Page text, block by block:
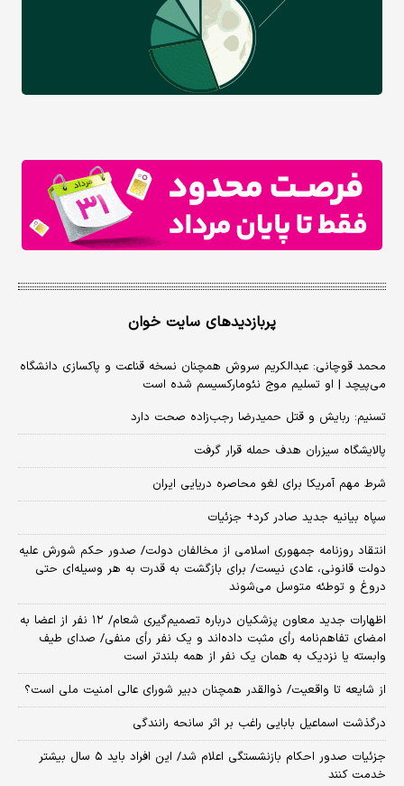
پربازدیدهای سایت خوان
محمد قوچانی: عبدالکریم سروش همچنان نسخه قناعت و پاکسازی دانشگاه
می‌پیچد | او تسلیم موج نئومارکسیسم شده است
تسنیم: ربایش و قتل حمیدرضا رجب‌زاده صحت دارد
پالایشگاه سیزران هدف حمله قرار گرفت
شرط مهم آمریکا برای لغو محاصره دریایی ایران
سپاه بیانیه جدید صادر کرد+ جزئیات
انتقاد روزنامه جمهوری اسلامی از مخالفان دولت/ صدور حکم شورش علیه
دولت قانونی، عادی نیست/ برای بازگشت به قدرت به هر وسیله‌ای حتی
دروغ و توطئه متوسل می‌شوند
اظهارات جدید معاون پزشکیان درباره تصمیم‌گیری شعام/ ۱۲ نفر از اعضا به
امضای تفاهم‌نامه رأی مثبت داده‌اند و یک نفر رأی منفی/ صدای طیف
وابسته یا نزدیک به همان یک نفر از همه بلندتر است
از شایعه تا واقعیت/ ذوالقدر همچنان دبیر شورای ‌عالی امنیت ملی است؟
درگذشت اسماعیل بابایی راغب بر اثر سانحه رانندگی
جزئیات صدور احکام بازنشستگی اعلام شد/ این افراد باید ۵ سال بیشتر
خدمت کنند